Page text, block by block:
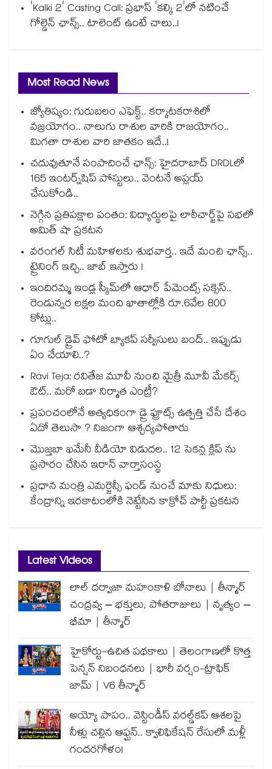
'Kalki 2' Casting Call: ప్రభాస్ 'కల్కి 2'లో నటించే
గోల్డెన్ ఛాన్స్.. టాలెంట్ ఉంటే చాలు..!
Most Read News
జ్యోతిష్యం: గురుబలం ఎఫెక్ట్.. కర్కాటకరాశిలో
వజ్రయోగం.. నాలుగు రాశుల వారికి రాజయోగం..
మిగతా రాశుల వారి జాతకం ఇదే..!
చదువుతూనే సంపాదించే ఛాన్స్: హైదరాబాద్ DRDLలో
165 ఇంటర్న్‌షిప్ పోస్టులు.. వెంటనే అప్లయ్
చేసుకోండి..
నెగ్గిన ప్రతిపక్షాల పంతం: విద్యార్థులపై లాఠీచార్జ్‎పై సభలో
అమిత్ షా ప్రకటన
వరంగల్ సిటీ మహిళలకు శుభవార్త.. ఇదే మంచి ఛాన్స్..
ట్రైనింగ్ ఇచ్చి.. జాబ్ ఇస్తారు !
ఇందిరమ్మ ఇండ్ల స్కీమ్‌‌‌‌‌‌‌‌లో ఆధార్ పేమెంట్స్ సక్సెస్..
రెండున్నర లక్షల మంది ఖాతాల్లోకి రూ.6వేల 800
కోట్లు..
గూగుల్ డ్రైవ్ ఫోటో బ్యాకప్ సర్వీసులు బంద్.. ఇప్పుడు
ఏం చేయాలి..?
Ravi Teja: రవితేజ మూవీ నుంచి మైత్రీ మూవీ మేకర్స్
ఔట్.. మరో బడా నిర్మాత ఎంట్రీ?
ప్రపంచంలోనే అత్యధికంగా డ్రై ఫ్రూట్స్ ఉత్పత్తి చేసే దేశం
ఏదో తెలుసా ? నిజంగా ఆశ్చర్యపోతారు
మొజ్తబా ఖమేనీ వీడియో విడుదల.. 12 సెకన్ల క్లిప్ ను
ప్రసారం చేసిన ఇరాన్ వార్తాసంస్థ
ప్రధాన మంత్రి ఎమర్జెన్సీ ఫండ్ నుంచే మాకు నిధులు:
కేంద్రాన్ని ఇరకాటంలోకి నెట్టేసిన కాక్రోచ్ పార్టీ ప్రకటన
Latest Videos
లాల్ దర్వాజా మహంకాళి బోనాలు | తీన్మార్
చంద్రవ్వ – భక్తులు, పోతరాజులు | నృత్యం –
భీమా | తీన్మార్
హైకోర్టు-ఉచిత పథకాలు | తెలంగాణలో కొత్త
పెన్షన్ నిబంధనలు | భారీ వర్షం-ట్రాఫిక్
జామ్ | V6 తీన్మార్
అయ్యో పాపం.. వెస్టిండీస్ వరల్డ్‌కప్ ఆశలపై
నీళ్లు చల్లిన ఆఫ్ఘన్.. క్వాలిఫికేషన్ రేసులో మళ్లీ
గందరగోళం!